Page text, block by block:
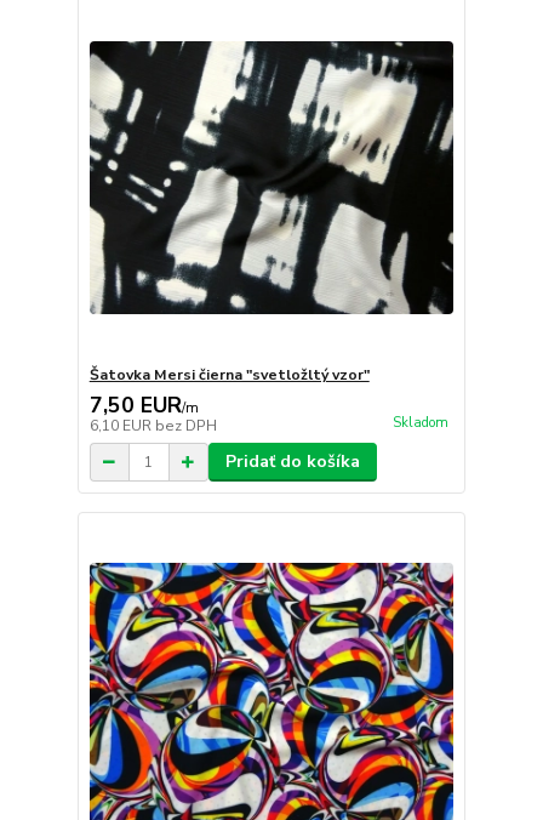
Šatovka Mersi čierna "svetložltý vzor"
7,50 EUR/m
6,10 EUR bez DPH Skladom
Pridať do košíka